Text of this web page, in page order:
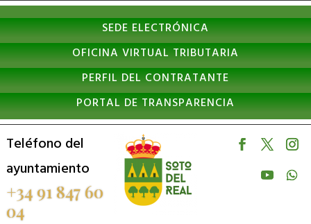
Nota:
este
sitio
web
incluye
un
sistema
de
accesibilidad.
SEDE ELECTRÓNICA
OFICINA VIRTUAL TRIBUTARIA
PERFIL DEL CONTRATANTE
PORTAL DE TRANSPARENCIA
Teléfono del
ayuntamiento
+34 91 847 60
04